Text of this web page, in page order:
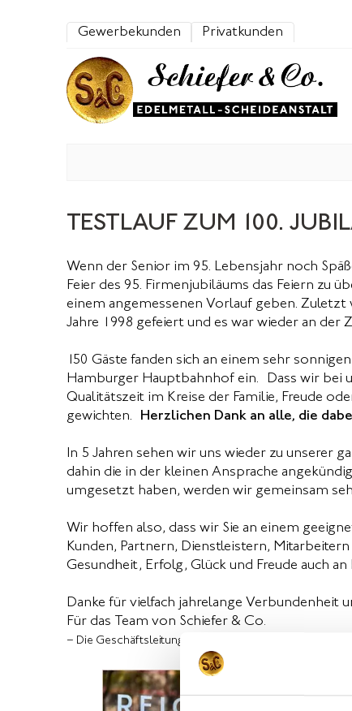
Gewerbekunden Privatkunden
TESTLAUF ZUM 100.
Wenn der Senior im 95. Lebensjahr noch
Feier des 95. Firmenjubiläums das Feiern zu
einem angemessenen Vorlauf geben.
Jahre 1998 gefeiert und es war wieder an der
150 Gäste fanden sich an einem sehr
Hamburger Hauptbahnhof ein. Dass wir bei
Qualitätszeit im Kreise der Familie, Freude
gewichten.
Herzlichen Dank an alle, die
In 5 Jahren sehen wir uns wieder zu unserer
dahin die in der kleinen Ansprache
umgesetzt haben, werden wir gemeinsam
Wir hoffen also, dass wir Sie an einem
Kunden, Partnern, Dienstleistern,
Gesundheit, Erfolg, Glück und Freude auch
Danke für vielfach jahrelange Verbundenheit
Für das Team von Schiefer & Co.
– Die Geschäftsleitung –